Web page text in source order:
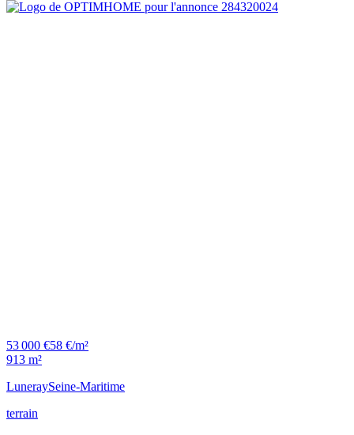
53 000 €58 €/m²
913 m²
LuneraySeine-Maritime
terrain